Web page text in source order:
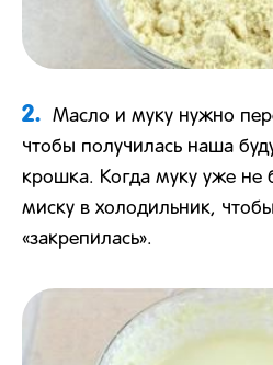
2.
Масло и муку нужно
чтобы получилась наша
крошка. Когда муку уже не
миску в холодильник,
«закрепилась».